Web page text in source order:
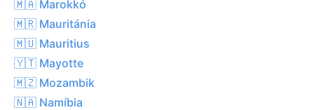
🇲🇦 Marokkó
🇲🇷 Mauritánia
🇲🇺 Mauritius
🇾🇹 Mayotte
🇲🇿 Mozambik
🇳🇦 Namíbia